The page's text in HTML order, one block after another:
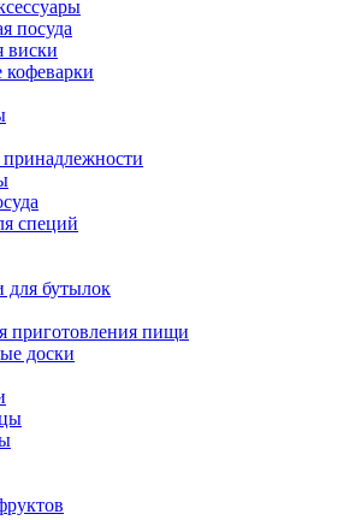
посуда
виски
кофеварки
специй
для бутылок
приготовления пищи
доски